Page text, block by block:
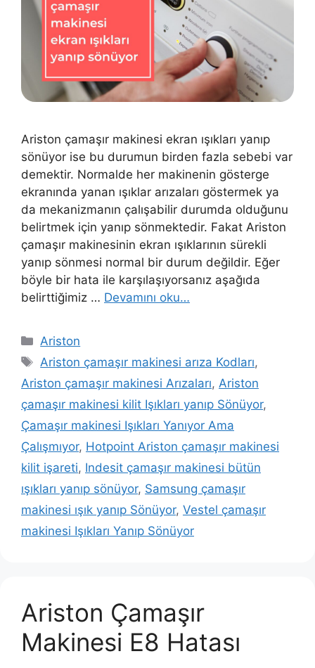
Ariston çamaşır makinesi ekran ışıkları yanıp
sönüyor ise bu durumun birden fazla sebebi var
demektir. Normalde her makinenin gösterge
ekranında yanan ışıklar arızaları göstermek ya
da mekanizmanın çalışabilir durumda olduğunu
belirtmek için yanıp sönmektedir. Fakat Ariston
çamaşır makinesinin ekran ışıklarının sürekli
yanıp sönmesi normal bir durum değildir. Eğer
böyle bir hata ile karşılaşıyorsanız aşağıda
belirttiğimiz … Devamını oku…
Kategoriler
Ariston
Etiketler
Ariston çamaşır makinesi arıza Kodları,
Ariston çamaşır makinesi Arızaları, Ariston
çamaşır makinesi kilit Işıkları yanıp Sönüyor,
Çamaşır makinesi Işıkları Yanıyor Ama
Çalışmıyor, Hotpoint Ariston çamaşır makinesi
kilit işareti, Indesit çamaşır makinesi bütün
ışıkları yanıp sönüyor, Samsung çamaşır
makinesi ışık yanıp Sönüyor, Vestel çamaşır
makinesi Işıkları Yanıp Sönüyor
Ariston Çamaşır
Makinesi E8 Hatası